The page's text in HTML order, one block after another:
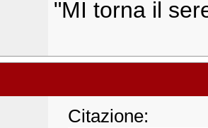
"MI torna il
Citazione: